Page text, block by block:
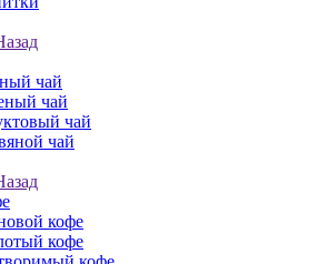
чай
чай
чай
чай
кофе
кофе